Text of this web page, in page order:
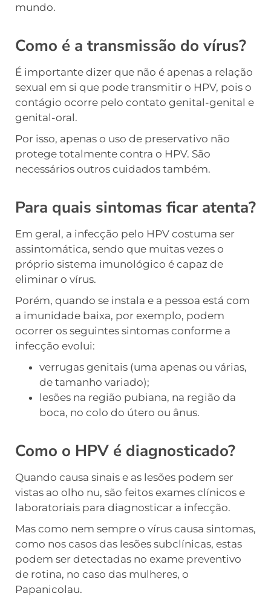
mundo.
Como é a transmissão do vírus?
É importante dizer que não é apenas a relação
sexual em si que pode transmitir o HPV, pois o
contágio ocorre pelo contato genital-genital e
genital-oral.
Por isso, apenas o uso de preservativo não
protege totalmente contra o HPV. São
necessários outros cuidados também.
Para quais sintomas ficar atenta?
Em geral, a infecção pelo HPV costuma ser
assintomática, sendo que muitas vezes o
próprio sistema imunológico é capaz de
eliminar o vírus.
Porém, quando se instala e a pessoa está com
a imunidade baixa, por exemplo, podem
ocorrer os seguintes sintomas conforme a
infecção evolui:
verrugas genitais (uma apenas ou várias,
de tamanho variado);
lesões na região pubiana, na região da
boca, no colo do útero ou ânus.
Como o HPV é diagnosticado?
Quando causa sinais e as lesões podem ser
vistas ao olho nu, são feitos exames clínicos e
laboratoriais para diagnosticar a infecção.
Mas como nem sempre o vírus causa sintomas,
como nos casos das lesões subclínicas, estas
podem ser detectadas no exame preventivo
de rotina, no caso das mulheres, o
Papanicolau.